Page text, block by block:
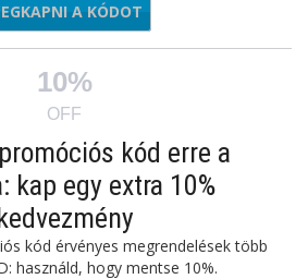
STXCL10
A KÓDOT
10%
OFF
kód erre a
kap egy extra 10%
kód érvényes megrendelések több
használd, hogy mentse 10%.